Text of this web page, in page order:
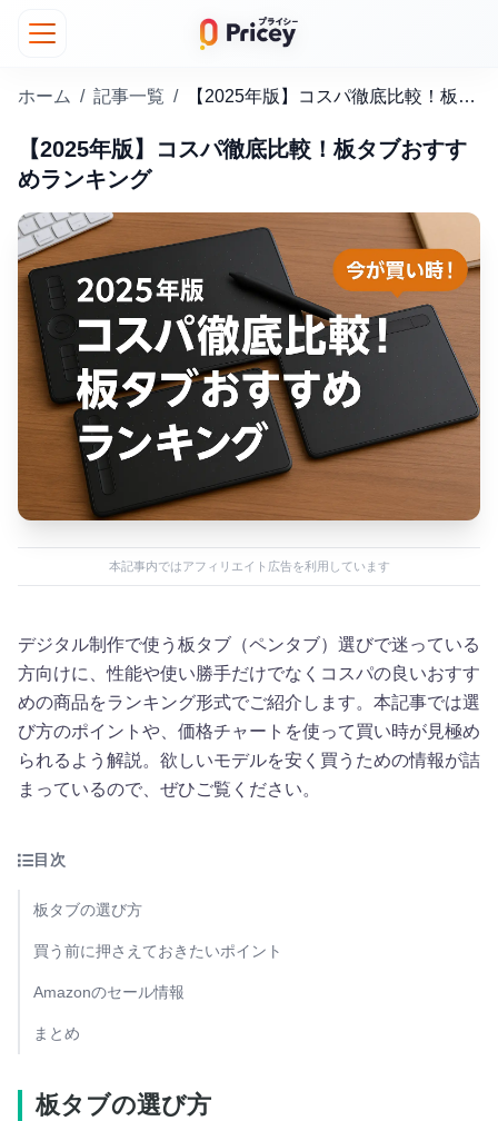
ホーム / 記事一覧 / 【2025年版】コスパ徹底比較！板タブおすすめランキング
【2025年版】コスパ徹底比較！板タブおすす
めランキング
本記事内ではアフィリエイト広告を利用しています
デジタル制作で使う板タブ（ペンタブ）選びで迷っている
方向けに、性能や使い勝手だけでなくコスパの良いおすす
めの商品をランキング形式でご紹介します。本記事では選
び方のポイントや、価格チャートを使って買い時が見極め
られるよう解説。欲しいモデルを安く買うための情報が詰
まっているので、ぜひご覧ください。
目次
板タブの選び方
買う前に押さえておきたいポイント
Amazonのセール情報
まとめ
板タブの選び方